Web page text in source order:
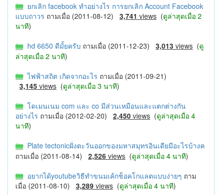
ยกเลิก facebook ทําอย่างไร การยกเลิก Account Facebook
แบบถาวร ถามเมื่อ (2011-08-12) 3,741 views (ดูล่าสุดเมื่อ 2
นาที)
hd 6650 ดีมั้ยครับ ถามเมื่อ (2011-12-23) 3,013 views (ดู
ล่าสุดเมื่อ 2 นาที)
ไฟฟ้าสถิต เกิดจากอะไร ถามเมื่อ (2011-09-21)
3,145 views (ดูล่าสุดเมื่อ 3 นาที)
โดเมนเนม com และ co มีส่วนเหมือนและแตกต่างกัน
อย่างไร ถามเมื่อ (2012-02-20) 2,450 views (ดูล่าสุดเมื่อ 4
นาที)
Plate tectonicฝั่งตะวันออกของมหาสมุทรอินเดียมีอะไรบ้างค
ถามเมื่อ (2011-08-14) 2,526 views (ดูล่าสุดเมื่อ 4 นาที)
อยากได้youtubeวิธีทำขนมเค้กช็อคโกแลตแบบง่ายๆ ถาม
เมื่อ (2011-08-10) 3,289 views (ดูล่าสุดเมื่อ 4 นาที)